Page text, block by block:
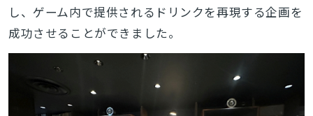
し、ゲーム内で提供されるドリンクを再現する企画を
成功させることができました。